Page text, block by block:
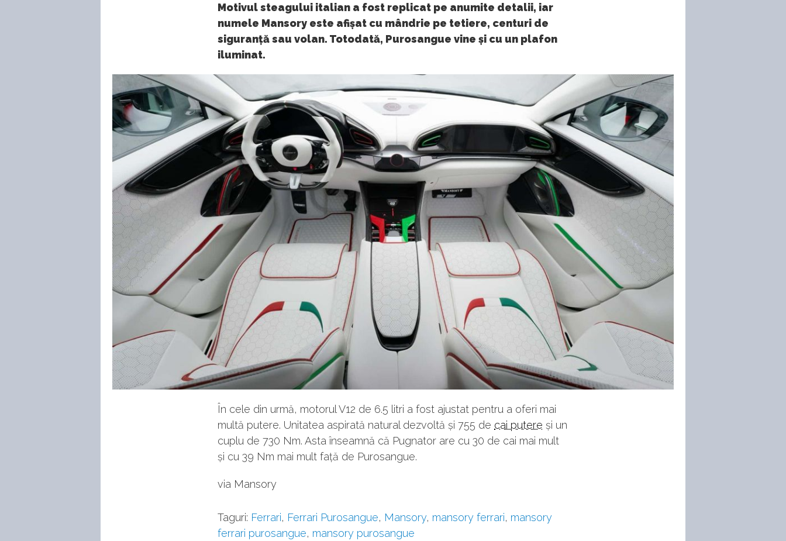
Motivul steagului italian a fost replicat pe anumite detalii, iar
numele Mansory este afișat cu mândrie pe tetiere, centuri de
siguranță sau volan. Totodată, Purosangue vine și cu un plafon
iluminat.
În cele din urmă, motorul V12 de 6.5 litri a fost ajustat pentru a oferi mai
multă putere. Unitatea aspirată natural dezvoltă și 755 de cai putere și un
cuplu de 730 Nm. Asta înseamnă că Pugnator are cu 30 de cai mai mult
și cu 39 Nm mai mult față de Purosangue.
via Mansory
Taguri: Ferrari, Ferrari Purosangue, Mansory, mansory ferrari, mansory
ferrari purosangue, mansory purosangue